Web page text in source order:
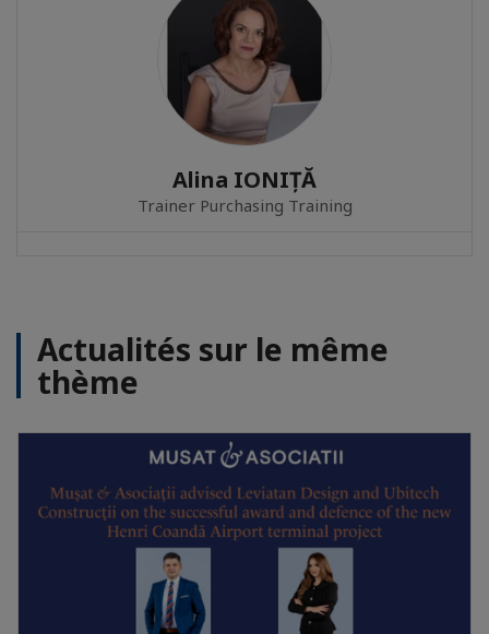
Alina IONIȚĂ
Trainer Purchasing Training
Actualités sur le même
thème